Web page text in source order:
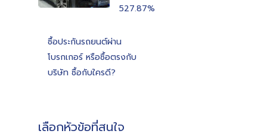
527.87%
ซื้อประกันรถยนต์ผ่าน
โบรกเกอร์ หรือซื้อตรงกับ
บริษัท ซื้อกับใครดี?
เลือกหัวข้อที่สนใจ